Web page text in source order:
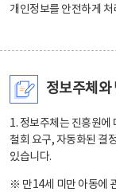
개인정보를 안전하게
정보주체와
1. 정보주체는 진흥원에
철회 요구, 자동화된 결
있습니다.
※ 만14세 미만 아동에